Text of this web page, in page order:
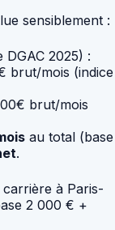
sensiblement :
DGAC 2025) :
brut/mois (indice
brut/mois
au total (base
.
à Paris-
2 000 € +